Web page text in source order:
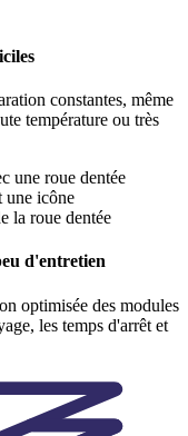
constantes, même
température ou très
d'entretien
optimisée des modules
les temps d'arrêt et